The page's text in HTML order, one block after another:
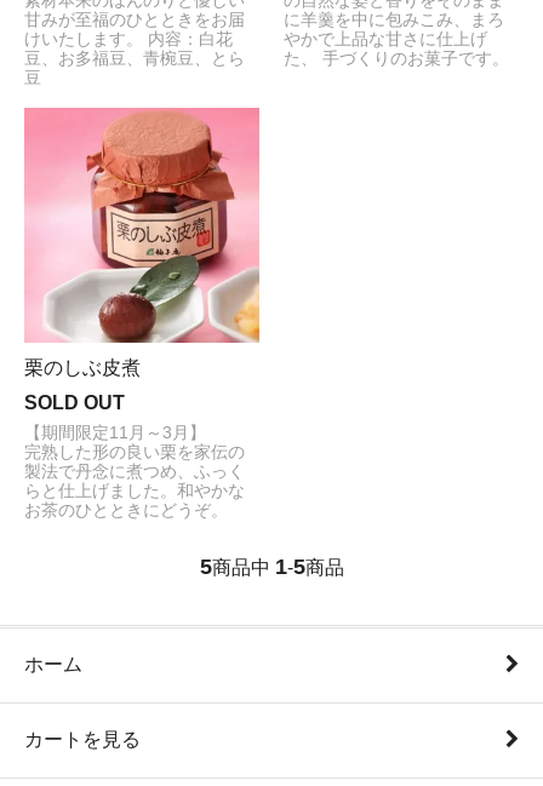
甘みが至福のひとときをお届
けいたします。 内容：白花
豆、お多福豆、青椀豆、とら
豆
に羊羹を中に包みこみ、まろ
やかで上品な甘さに仕上げ
た、 手づくりのお菓子です。
栗のしぶ皮煮
SOLD OUT
【期間限定11月～3月】
完熟した形の良い栗を家伝の
製法で丹念に煮つめ、ふっく
らと仕上げました。和やかな
お茶のひとときにどうぞ。
5商品中 1-5商品
ホーム
カートを見る